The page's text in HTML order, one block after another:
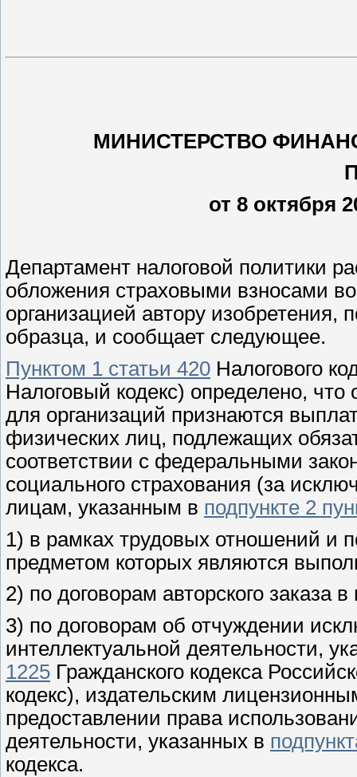
МИНИСТЕРСТВО
от 8 октября
Департамент налоговой политики
обложения страховыми взносами
организацией автору
образца, и сообщает следующее.
Пунктом 1 статьи 420 Налогового
Налоговый кодекс) определено,
для организаций признаются
физических лиц, подлежащих
соответствии с федеральными
социального страхования (за
лицам, указанным в подпункте 2
1) в рамках трудовых отношений и
предметом которых являются
2) по договорам авторского заказа
3) по договорам об отчуждении
интеллектуальной деятельности,
1225 Гражданского кодекса
кодекс), издательским
предоставлении права
деятельности, указанных в
кодекса.